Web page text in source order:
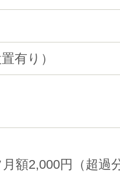
有り）
月額2,000円（超過